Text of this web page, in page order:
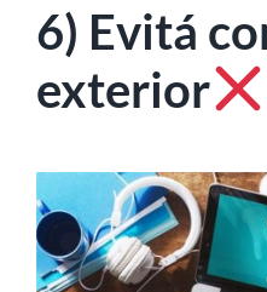
6) Evitá
exterior